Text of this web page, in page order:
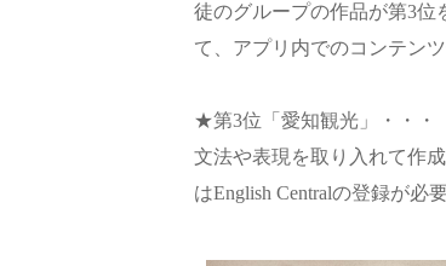
徒のグループの作品が第3位
て、アプリ内でのコンテン
★第3位「愛知観光」・・・
文法や表現を取り入れて作
はEnglish Centralの登録が必